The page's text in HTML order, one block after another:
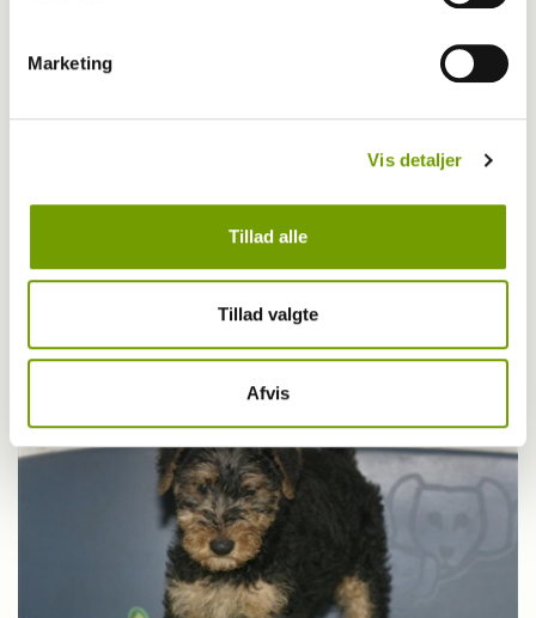
Marketing
Vis detaljer
Tillad alle
Tillad valgte
Afvis
Britisk racedebat handler ikke om nyt
forbud